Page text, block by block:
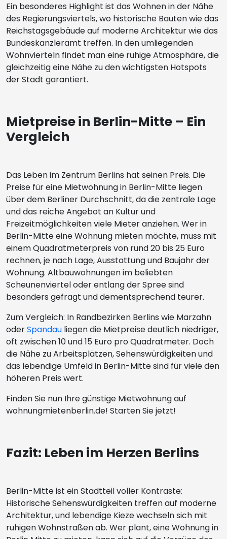
Ein besonderes Highlight ist das Wohnen in der Nähe
des Regierungsviertels, wo historische Bauten wie das
Reichstagsgebäude auf moderne Architektur wie das
Bundeskanzleramt treffen. In den umliegenden
Wohnvierteln findet man eine ruhige Atmosphäre, die
gleichzeitig eine Nähe zu den wichtigsten Hotspots
der Stadt garantiert.
Mietpreise in Berlin-Mitte – Ein
Vergleich
Das Leben im Zentrum Berlins hat seinen Preis. Die
Preise für eine Mietwohnung in Berlin-Mitte liegen
über dem Berliner Durchschnitt, da die zentrale Lage
und das reiche Angebot an Kultur und
Freizeitmöglichkeiten viele Mieter anziehen. Wer in
Berlin-Mitte eine Wohnung mieten möchte, muss mit
einem Quadratmeterpreis von rund 20 bis 25 Euro
rechnen, je nach Lage, Ausstattung und Baujahr der
Wohnung. Altbauwohnungen im beliebten
Scheunenviertel oder entlang der Spree sind
besonders gefragt und dementsprechend teurer.
Zum Vergleich: In Randbezirken Berlins wie Marzahn
oderSpandau liegen die Mietpreise deutlich niedriger,
oft zwischen 10 und 15 Euro pro Quadratmeter. Doch
die Nähe zu Arbeitsplätzen, Sehenswürdigkeiten und
das lebendige Umfeld in Berlin-Mitte sind für viele den
höheren Preis wert.
Finden Sie nun Ihre günstige Mietwohnung auf
wohnungmietenberlin.de! Starten Sie jetzt!
Fazit: Leben im Herzen Berlins
Berlin-Mitte ist ein Stadtteil voller Kontraste:
Historische Sehenswürdigkeiten treffen auf moderne
Architektur, und lebendige Kieze wechseln sich mit
ruhigen Wohnstraßen ab. Wer plant, eine Wohnung in